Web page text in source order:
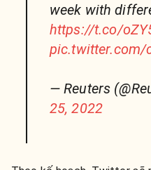
week with
https://t.co/
pic.twitter.com/
— Reuters
25, 2022